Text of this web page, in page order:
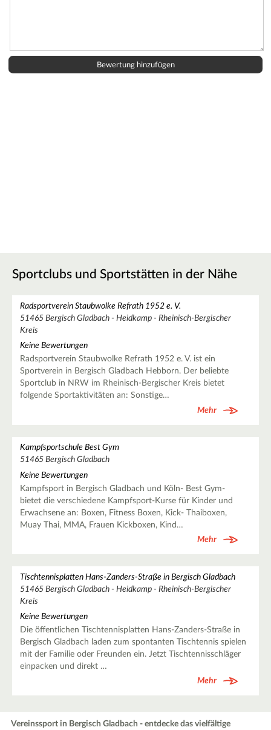
Sportclubs und Sportstätten in der Nähe
Radsportverein Staubwolke Refrath 1952 e. V.
51465 Bergisch Gladbach - Heidkamp - Rheinisch-Bergischer
Kreis
Keine Bewertungen
Radsportverein Staubwolke Refrath 1952 e. V. ist ein
Sportverein in Bergisch Gladbach Hebborn. Der beliebte
Sportclub in NRW im Rheinisch-Bergischer Kreis bietet
folgende Sportaktivitäten an: Sonstige…
Mehr
Kampfsportschule Best Gym
51465 Bergisch Gladbach
Keine Bewertungen
Kampfsport in Bergisch Gladbach und Köln- Best Gym-
bietet die verschiedene Kampfsport-Kurse für Kinder und
Erwachsene an: Boxen, Fitness Boxen, Kick- Thaiboxen,
Muay Thai, MMA, Frauen Kickboxen, Kind…
Mehr
Tischtennisplatten Hans-Zanders-Straße in Bergisch Gladbach
51465 Bergisch Gladbach - Heidkamp - Rheinisch-Bergischer
Kreis
Keine Bewertungen
Die öffentlichen Tischtennisplatten Hans-Zanders-Straße in
Bergisch Gladbach laden zum spontanten Tischtennis spielen
mit der Familie oder Freunden ein. Jetzt Tischtennisschläger
einpacken und direkt …
Mehr
Vereinssport in Bergisch Gladbach - entdecke das vielfältige